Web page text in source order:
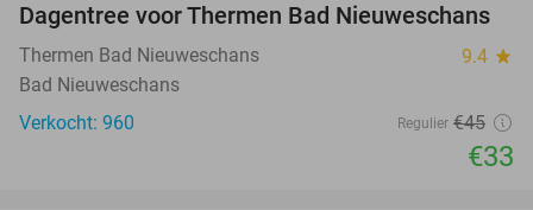
27%
Dagentree voor Thermen Bad Nieuweschans
Thermen Bad Nieuweschans 9.4 star
Bad Nieuweschans
Verkocht: 960
Regulier €45
€33